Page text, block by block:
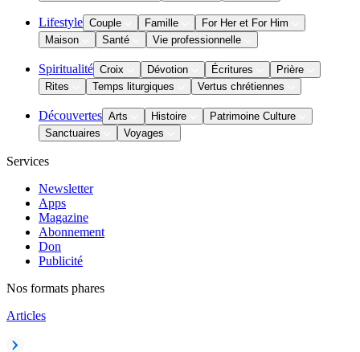
Lifestyle Couple Famille
For Her et For Him
Maison
Santé Vie professionnelle
Spiritualité Croix Dévotion Écritures
Prière
Rites
Temps liturgiques Vertus chrétiennes
Découvertes Arts Histoire
Patrimoine Culture
Sanctuaires
Voyages
Services
Newsletter
Apps
Magazine
Abonnement
Don
Publicité
Nos formats phares
Articles